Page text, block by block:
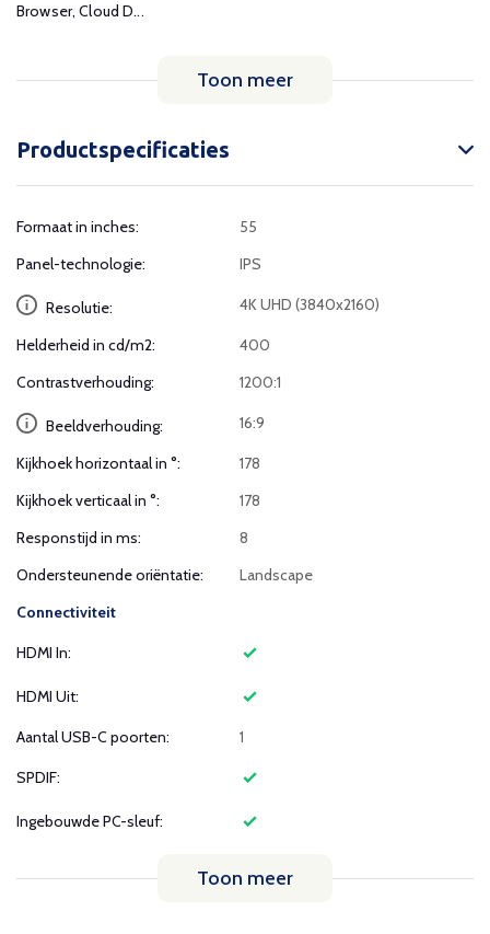
Browser, Cloud D...
Toon meer
Productspecificaties
Formaat in inches:
55
Panel-technologie:
IPS
Resolutie: 4K UHD (3840x2160)
Helderheid in cd/m2:
400
Contrastverhouding:
1200:1
Beeldverhouding: 16:9
Kijkhoek horizontaal in °:
178
Kijkhoek verticaal in °:
178
Responstijd in ms:
8
Ondersteunende oriëntatie:
Landscape
Connectiviteit
HDMI In:
HDMI Uit:
Aantal USB-C poorten: 1
SPDIF:
Ingebouwde PC-sleuf:
Toon meer